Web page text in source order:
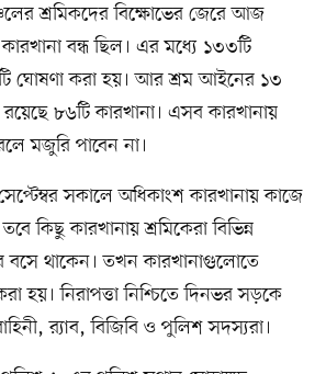
শ্রমিকদের বিক্ষোভের জেরে আজ
বন্ধ ছিল। এর মধ্যে ১৩৩টি
ঘোষণা করা হয়। আর শ্রম আইনের ১৩
রয়েছে ৮৬টি কারখানা। এসব কারখানায়
মজুরি পাবেন না।
সকালে অধিকাংশ কারখানায় কাজে
কিছু কারখানায় শ্রমিকেরা বিভিন্ন
বসে থাকেন। তখন কারখানাগুলোতে
হয়। নিরাপত্তা নিশ্চিতে দিনভর সড়কে
র‍্যাব, বিজিবি ও পুলিশ সদস্যরা।